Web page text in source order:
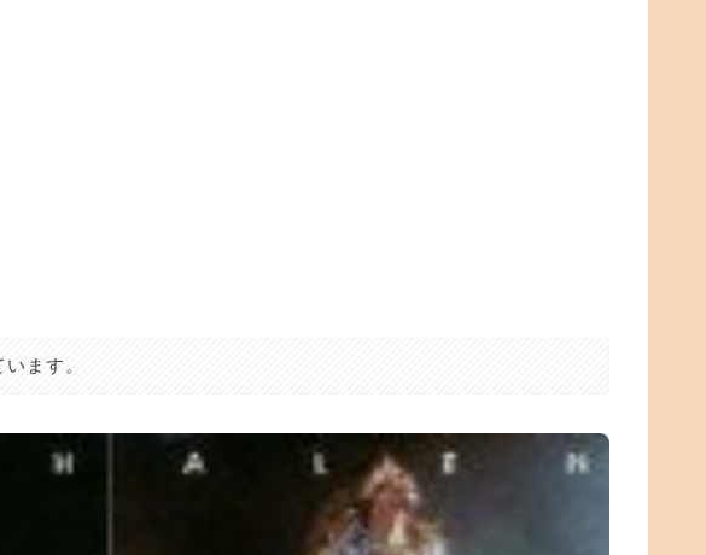
ます。